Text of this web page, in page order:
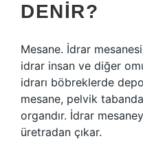
DENIR?
Mesane. İdrar
idrar insan ve diğer
idrarı böbreklerde
mesane, pelvik
organdır. İdrar
üretradan çıkar.